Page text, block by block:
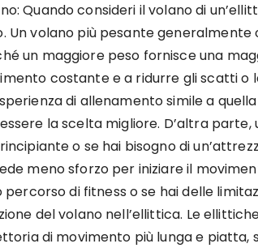
Quando consideri il volano di
Un volano più pesante
un maggiore peso fornisce una
costante e a ridurre gli scatti o
di allenamento simile a
la scelta migliore. D’altra
o se hai bisogno di
meno sforzo per iniziare il
percorso di fitness o se hai delle
del volano nell’ellittica. Le
di movimento più lunga e piatta,